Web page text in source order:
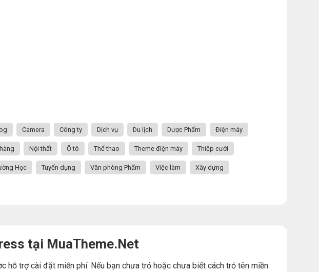
Camera Công ty Dịch vụ Du lịch Dược Phẩm Điện máy
Nội thất Ô tô Thể thao Theme điện máy Thiệp cưới
Học Tuyển dụng Văn phòng Phẩm Việc làm Xây dựng
tại MuaTheme.Net
hỗ trợ cài đặt miễn phí. Nếu bạn chưa trỏ hoặc chưa biết cách trỏ tên miền